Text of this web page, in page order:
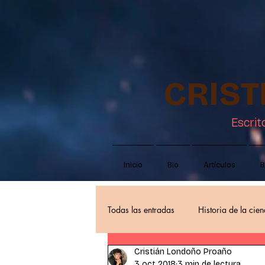
Inicio Bio Artículos
Todas las entradas Historia de la
Autores Pensar en ciencia ficción
Cristián Londoño Proaño